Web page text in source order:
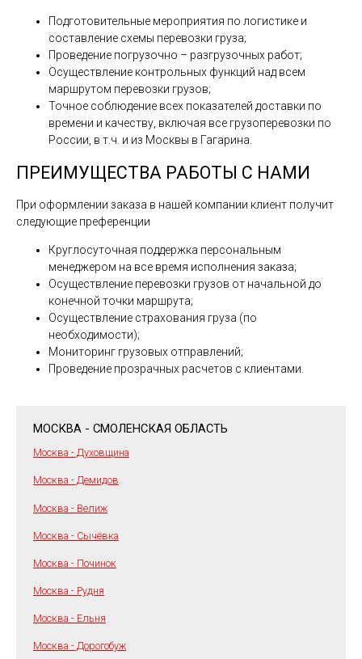
Подготовительные мероприятия по логистике и
составление схемы перевозки груза;
Проведение погрузочно – разгрузочных работ;
Осуществление контрольных функций над всем
маршрутом перевозки грузов;
Точное соблюдение всех показателей доставки по
времени и качеству, включая все грузоперевозки по
России, в т.ч. и из Москвы в Гагарина.
ПРЕИМУЩЕСТВА РАБОТЫ С НАМИ
При оформлении заказа в нашей компании клиент получит
следующие преференции
Круглосуточная поддержка персональным
менеджером на все время исполнения заказа;
Осуществление перевозки грузов от начальной до
конечной точки маршрута;
Осуществление страхования груза (по
необходимости);
Мониторинг грузовых отправлений;
Проведение прозрачных расчетов с клиентами.
МОСКВА - СМОЛЕНСКАЯ ОБЛАСТЬ
Москва - Духовщина
Москва - Демидов
Москва - Велиж
Москва - Сычёвка
Москва - Починок
Москва - Рудня
Москва - Ельня
Москва - Дорогобуж